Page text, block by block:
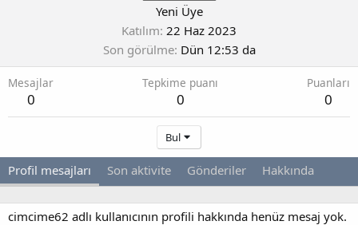
Yeni Üye
Katılım 22 Haz 2023
Son görülme Dün 12:53 da
Mesajlar
0
Tepkime puanı
0
Puanları
0
Bul
Profil mesajları Son aktivite Gönderiler Hakkında
cimcime62 adlı kullanıcının profili hakkında henüz mesaj yok.